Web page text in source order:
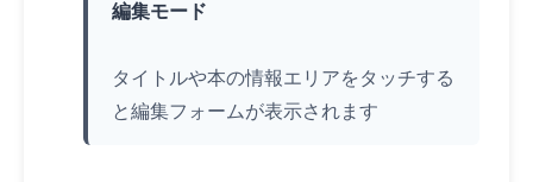
編集モード
タイトルや本の情報エリアをタッチする
と編集フォームが表示されます